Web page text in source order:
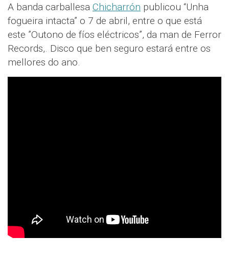
A banda carballesa Chicharrón publicou “Unha
fogueira intacta” o 7 de abril, entre o que está
este ”Outono de fíos eléctricos”, da man de Ferror
Records,. Disco que ben seguro estará entre os
mellores do ano.